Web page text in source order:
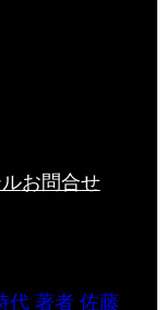
お問合せ
代 著者 佐藤